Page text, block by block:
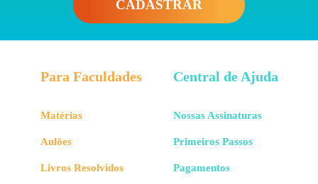
CADASTRAR
Para Faculdades
Matérias
Aulões
Livros Resolvidos
Central de Ajuda
Nossas Assinaturas
Primeiros Passos
Pagamentos